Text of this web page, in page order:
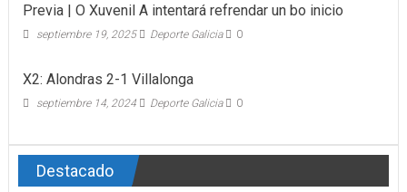
Previa | O Xuvenil A intentará refrendar un bo inicio
septiembre 19, 2025 Deporte Galicia 0
X2: Alondras 2-1 Villalonga
septiembre 14, 2024 Deporte Galicia 0
Destacado